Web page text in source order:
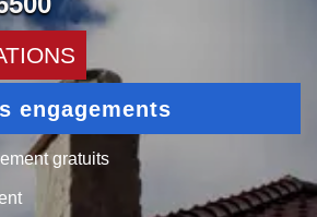
engagements
gratuits